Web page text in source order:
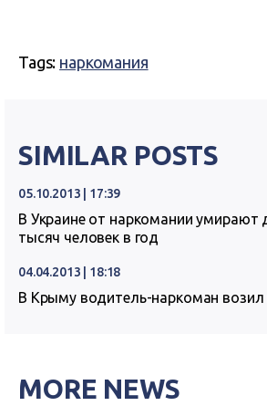
Tags: наркомания
SIMILAR POSTS
05.10.2013 | 17:39
В Украине от наркомании умирают
тысяч человек в год
04.04.2013 | 18:18
В Крыму водитель-наркоман
MORE NEWS